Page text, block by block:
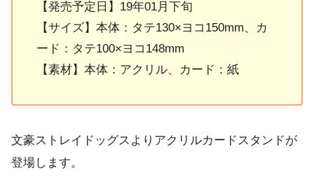
【発売予定日】19年01月下旬
【サイズ】本体：タテ130×ヨコ150mm、カ
ード：タテ100×ヨコ148mm
【素材】本体：アクリル、カード：紙
文豪ストレイドッグスよりアクリルカードスタンドが
登場します。